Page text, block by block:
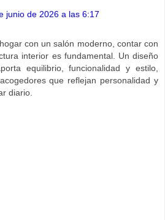
junio de 2026 a las 6:17
con un salón moderno, contar con
interior es fundamental. Un diseño
equilibrio, funcionalidad y estilo,
que reflejan personalidad y
diario.